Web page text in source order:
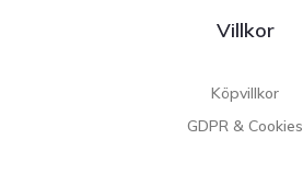
Villkor
Köpvillkor
GDPR & Cookies